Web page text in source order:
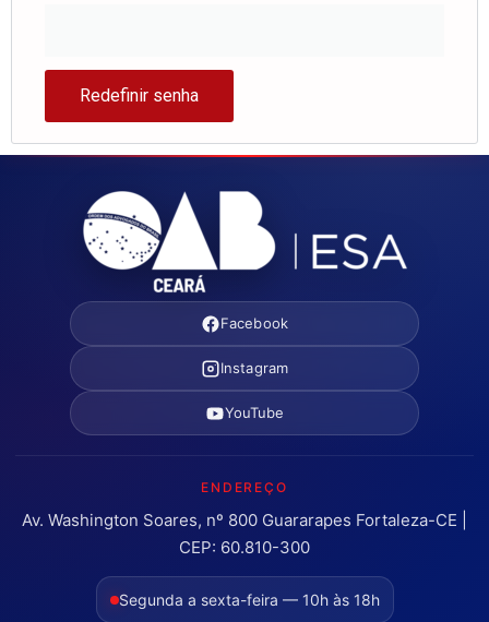
Redefinir senha
Facebook
Instagram
YouTube
ENDEREÇO
Av. Washington Soares, nº 800 Guararapes Fortaleza-CE |
CEP: 60.810-300
Segunda a sexta-feira — 10h às 18h